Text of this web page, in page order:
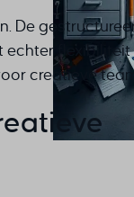
De
echter
creatieve